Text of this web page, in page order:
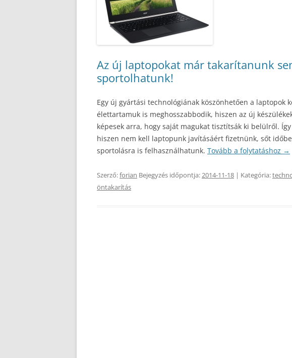
Az új laptopokat már takarítanunk
sportolhatunk!
Egy új gyártási technológiának köszönhetően a laptopok
élettartamuk is meghosszabbodik, hiszen az új
képesek arra, hogy saját magukat tisztítsák ki belülről.
hiszen nem kell laptopunk javításáért fizetnünk, sőt
sportolásra is felhasználhatunk. Tovább a folytatáshoz →
Szerző:forian Bejegyzés időpontja:2014-11-18 | Kategória:
öntakarítás